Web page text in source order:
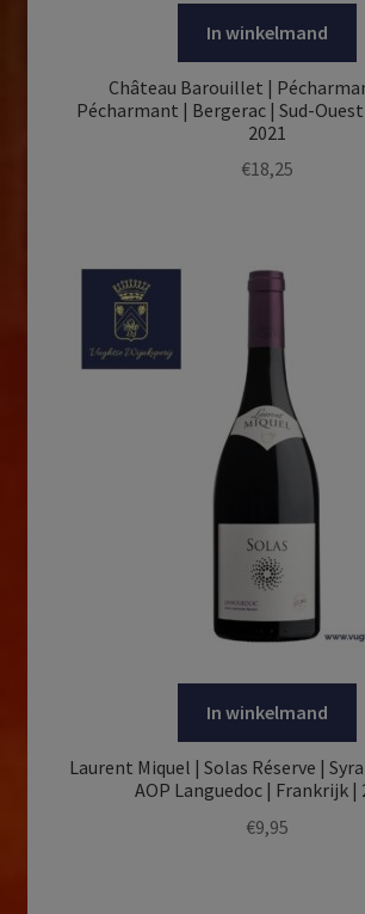
In winkelmand
Château Barouillet |
Pécharmant | Bergerac | Sud-
2021
€18,25
In winkelmand
Laurent Miquel | Solas Réserve |
AOP Languedoc | Frankrijk |
€9,95